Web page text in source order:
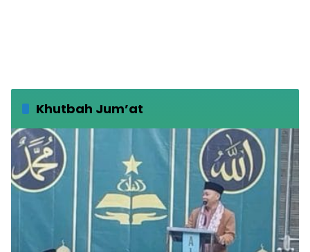
Khutbah Jum’at